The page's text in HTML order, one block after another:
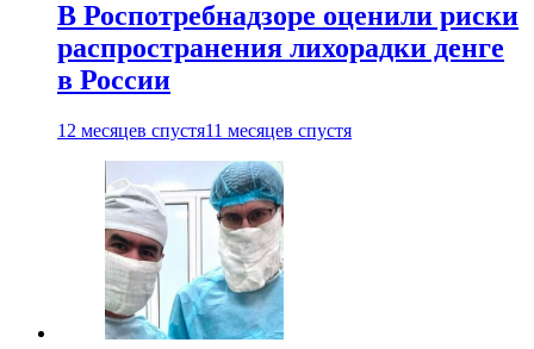
В Роспотребнадзоре оценили риски
распространения лихорадки денге
в России
12 месяцев спустя11 месяцев спустя